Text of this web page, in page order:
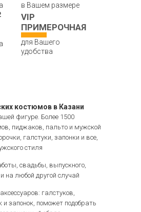
фигуре. Более 1500
пиджаков, пальто и мужской
галстуки, запонки и все,
стиля
свадьбы, выпускного,
на любой другой случай
галстуков,
и запонок, поможет подобрать
в Вашем размере
VIP
ПРИМЕРОЧНАЯ
для Вашего
удобства
костюмов в Казани